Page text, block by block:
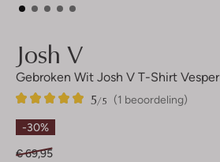
Josh V
Gebroken Wit Josh V T-Shirt Vesper
(1 beoordeling)
5/5
1
5
Sterren
-30%
€ 69,95